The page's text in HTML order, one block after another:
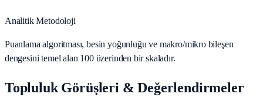
Analitik Metodoloji
Puanlama algoritması, besin yoğunluğu ve makro/mikro bileşen
dengesini temel alan 100 üzerinden bir skaladır.
Topluluk Görüşleri & Değerlendirmeler